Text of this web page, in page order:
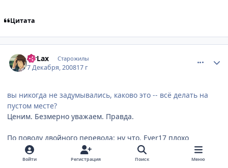
Цитата
MrLax Старожилы
7 Декабря, 200817 г
вы никогда не задумывались, каково это -- всё делать на
пустом месте?
Ценим. Безмерно уважаем. Правда.
По поводу двойного перевода: ну что, Ever17 плохо
переведен, что ли? По-моему, перевод с
английского+сверка с оригиналом вполне разумны
Войти Регистрация Поиск Меню